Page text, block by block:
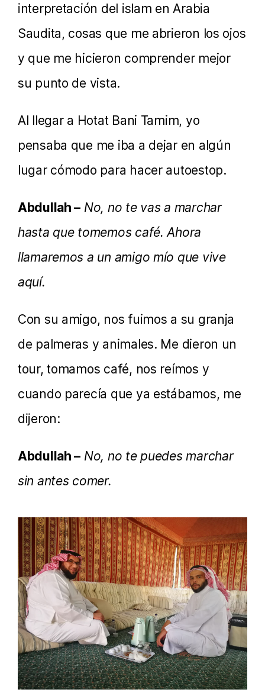
interpretación del islam en Arabia
Saudita, cosas que me abrieron los ojos
y que me hicieron comprender mejor
su punto de vista.
Al llegar a Hotat Bani Tamim, yo
pensaba que me iba a dejar en algún
lugar cómodo para hacer autoestop.
Abdullah – No, no te vas a marchar
hasta que tomemos café. Ahora
llamaremos a un amigo mío que vive
aquí.
Con su amigo, nos fuimos a su granja
de palmeras y animales. Me dieron un
tour, tomamos café, nos reímos y
cuando parecía que ya estábamos, me
dijeron:
Abdullah – No, no te puedes marchar
sin antes comer.